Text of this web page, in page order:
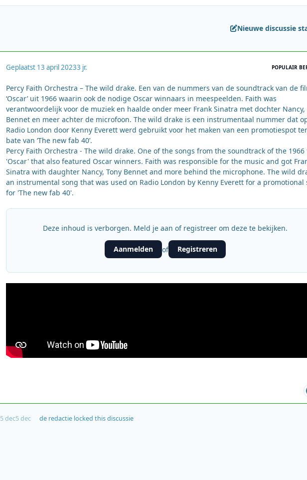
Nieuwe discussie
Geplaatst 13 april 20233 jr. POPULAIR
Percy Faith Orchestra – The wild drake. Een van de nummers van de soundtrack van de
‘Oscar’ uit 1966 waarin ook de nodige Oscar winnaars in meespeelden. Faith was
verantwoordelijk voor de muziek en haalde onder meer Frank Sinatra met dochter Nancy,
Bennet en meer achter de microfoon. The wild drake is een instrumentaal nummer dat
Radio London door Kenny Everett werd gebruikt voor het maken van een promotiespot
bate van ‘The new fab 40’.
Percy Faith Orchestra - The wild drake. One of the songs from the soundtrack of the 1966
'Oscar' that also featured Oscar winners. Faith was responsible for the music and got
Sinatra with daughter Nancy, Tony Bennet and more behind the microphone. The wild
an instrumental song that was used on Radio London by Kenny Everett for a promotional
for 'The new fab 40'.
Deze inhoud is verborgen. Meld je aan of registreer om deze te bekijken.
Aanmelden of Registreren
5 dec5 dec de redactie locked this discussie